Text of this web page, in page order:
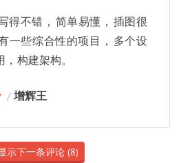
得不错 简单易懂
插图很
一些综合性的项目
多个设
构建架构。
增辉王
示下一条评论 (8)